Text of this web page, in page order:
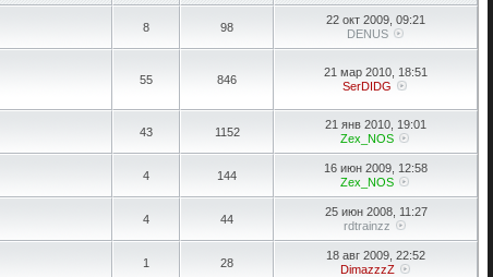
8 98
22 окт 2009, 09:21
DENUS
55 846
21 мар 2010, 18:51
SerDIDG
43 1152
21 янв 2010, 19:01
Zex_NOS
4 144
16 июн 2009, 12:58
Zex_NOS
4 44
25 июн 2008, 11:27
rdtrainzz
1 28
18 авг 2009, 22:52
DimazzzZ